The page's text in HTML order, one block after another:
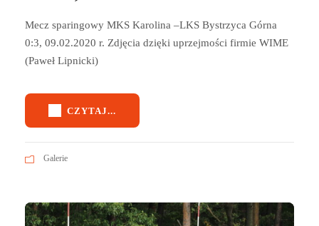
Mecz sparingowy MKS Karolina –LKS Bystrzyca Górna
0:3, 09.02.2020 r. Zdjęcia dzięki uprzejmości firmie WIME
(Paweł Lipnicki)
CZYTAJ...
Galerie